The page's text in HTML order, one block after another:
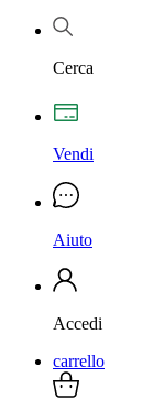
Cerca
Vendi
Aiuto
Accedi
carrello